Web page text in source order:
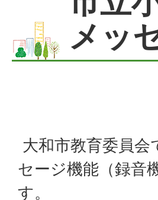
メッ
大和市教育委員
セージ機能（録音
す。